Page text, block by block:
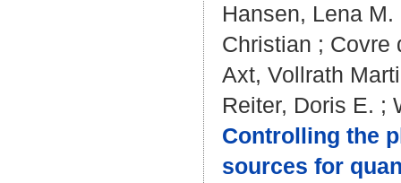
Hansen, Lena M.
Christian ; Covre
Axt, Vollrath
Reiter, Doris E. ;
Controlling the
sources for